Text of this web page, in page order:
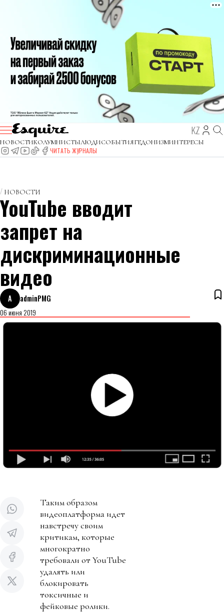
KZ
НОВОСТИКОЛУМНИСТЫЛЮДИСОБЫТИЯГЕДОНИЗМИНТЕРЕСЫ
ЧИТАТЬ ЖУРНАЛЫ
НОВОСТИ
YouTube вводит
запрет на
дискриминационные
видео
A
adminPMG
06 июня 2019
Таким образом
видеоплатформа идет
навстречу своим
критикам, которые
многократно
требовали от YouTube
удалять или
блокировать
токсичные и
фейковые ролики.